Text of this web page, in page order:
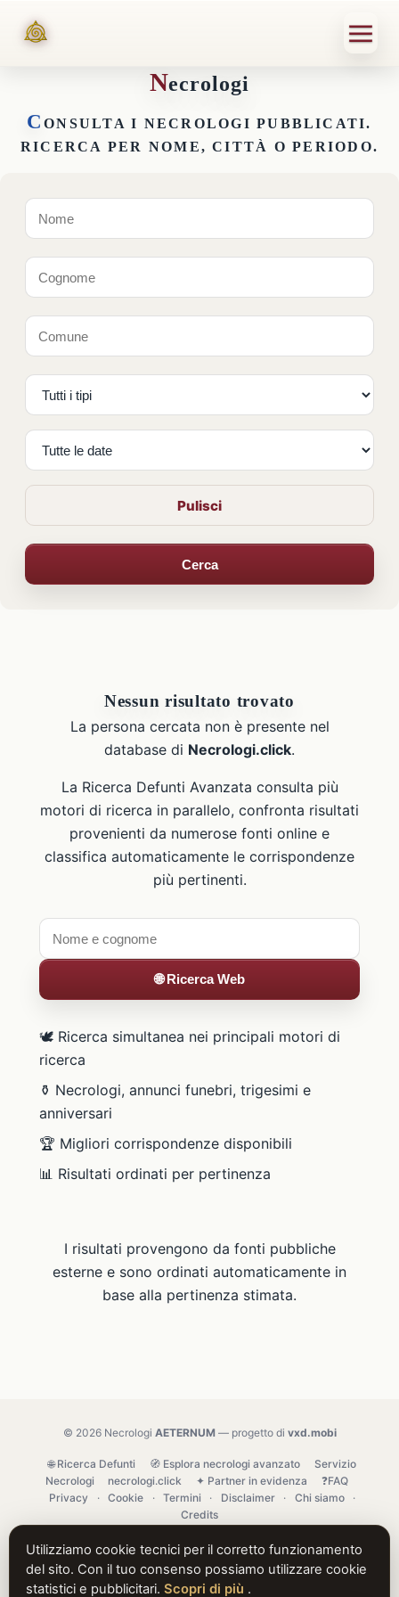
Necrologi
C ONSULTA I NECROLOGI PUBBLICATI.
RICERCA PER NOME, CITTÀ O PERIODO.
Pulisci
Cerca
Nessun risultato trovato
La persona cercata non è presente nel
database di Necrologi.click.
La Ricerca Defunti Avanzata consulta più
motori di ricerca in parallelo, confronta risultati
provenienti da numerose fonti online e
classifica automaticamente le corrispondenze
più pertinenti.
🌐 Ricerca Web
🕊️ Ricerca simultanea nei principali motori di
ricerca
⚱️ Necrologi, annunci funebri, trigesimi e
anniversari
🏆 Migliori corrispondenze disponibili
📊 Risultati ordinati per pertinenza
I risultati provengono da fonti pubbliche
esterne e sono ordinati automaticamente in
base alla pertinenza stimata.
© 2026 Necrologi AETERNUM— progetto di vxd.mobi
🌐 Ricerca Defunti 🧭 Esplora necrologi avanzato
Servizio
Necrologi
necrologi.click ✦ Partner in evidenza
❓FAQ
Privacy
· Cookie · Termini · Disclaimer · Chi siamo
·
Credits
Utilizziamo cookie tecnici per il corretto funzionamento
del sito. Con il tuo consenso possiamo utilizzare cookie
statistici e pubblicitari. Scopri di più .